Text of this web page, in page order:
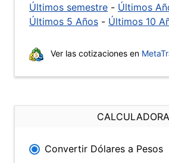
Últimos semestre - Últimos
Últimos 5 Años - Últimos 10
Ver las cotizaciones en
CALCULADORA
Convertir Dólares a Pesos